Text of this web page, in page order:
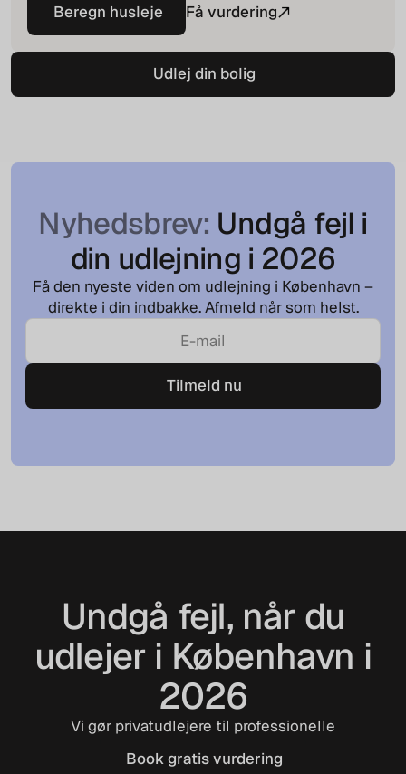
Beregn husleje
Beregn husleje
Få vurdering
Udlej din bolig
Udlej din bolig
Nyhedsbrev: Undgå fejl i
din udlejning i 2026
Få den nyeste viden om udlejning i København –
direkte i din indbakke. Afmeld når som helst.
Undgå fejl, når du
udlejer i København i
2026
Vi gør privatudlejere til professionelle
Book gratis vurdering